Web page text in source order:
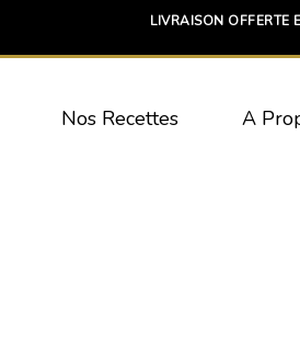
LIVRAISON OFFERTE
Nos Recettes A